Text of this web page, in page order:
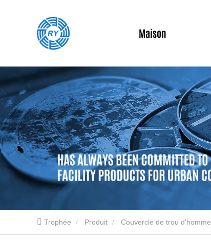
Maison
Trophée Produit Couvercle de trou d'homme